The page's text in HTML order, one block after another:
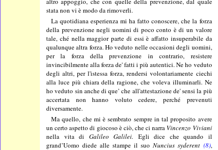
stata non vi è modo da rimoverli.
La quotidiana esperienza mi ha fatto conoscere, che la forza
della prevenzione negli uomini di poco conto è di un valore
tale, ché nella maggior parte di essi è affatto insuperabile da
qualunque altra forza. Ho veduto nelle occasioni degli uomini,
per la forza della prevenzione in contrario, resistere
invincibilmente alla forza de' fatti i più autentici. Ne ho veduto
degli altri, per l'istessa forza, rendersi volontariamente ciechi
alla luce più chiara della ragione, che voleva illuminarli. Ne
ho veduto sin anche di que’ che all'attestazione de' sensi la più
accertata non hanno voluto cedere, perché prevenuti
diversamente.
Ma quello, che mi è sembrato sempre in tal proposito avere
un certo aspetto di giocoso è ciò, che ci narra Vincenzo Viviani
nella vita di Galileo Galilei. Egli dice che quando il
grand’Uomo diede alle stampe il suoNuncius syderent (8),